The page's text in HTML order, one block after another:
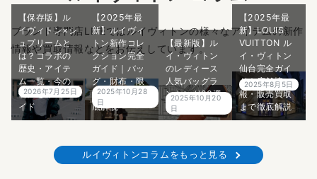
ブランド専門店LIFEではルイヴィトンの様々なアイテムの新作
情報や買取情報などをお伝えしています。
【保存版】ル
イヴィトン×シ
ュプリームと
は？コラボの
歴史・アイテ
ム一覧・今の
価値を徹底ガ
イド
2026年7月25日
【2025年最
新】ルイヴィ
トン新作コレ
クション完全
ガイド｜バッ
グ・財布・限
定アイテム徹
底解説
2025年10月28
日
【最新版】ル
イ・ヴィトン
のレディース
人気バッグラ
ンキング20選
｜プロ解説
2025年10月20
日
【2025年最
新】LOUIS
VUITTON ル
イ・ヴィトン
仙台完全ガイ
ド｜店舗情
報・販売買取
まで徹底解説
2025年8月5日
ルイヴィトンコラムをもっと見る